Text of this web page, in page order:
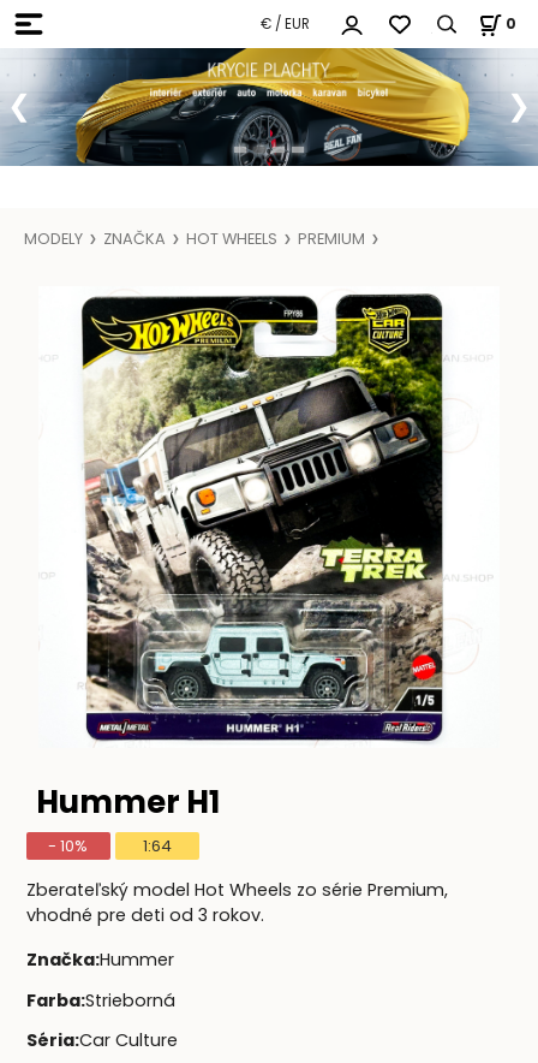
€ / EUR 0
MODELY ZNAČKA HOT WHEELS PREMIUM
Hummer H1
- 10% 1:64
Zberateľský model Hot Wheels zo série Premium,
vhodné pre deti od 3 rokov.
Značka:Hummer
Farba:Strieborná
Séria:Car Culture